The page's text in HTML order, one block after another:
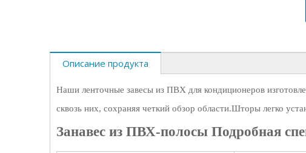
Описание продукта
Наши ленточные завесы из ПВХ для кондиционеров
сквозь них, сохраняя четкий обзор области.Шторы легко
Занавес из ПВХ-полосы Подробная